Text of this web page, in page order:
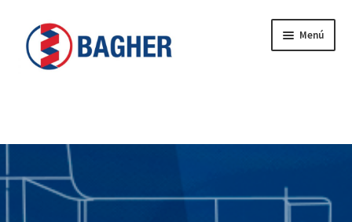
Menú
CONTACTO
CATÁLOGO